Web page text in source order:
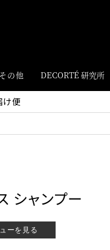
の他 DECORTÉ 研究所
け便
シャンプー
ーを見る